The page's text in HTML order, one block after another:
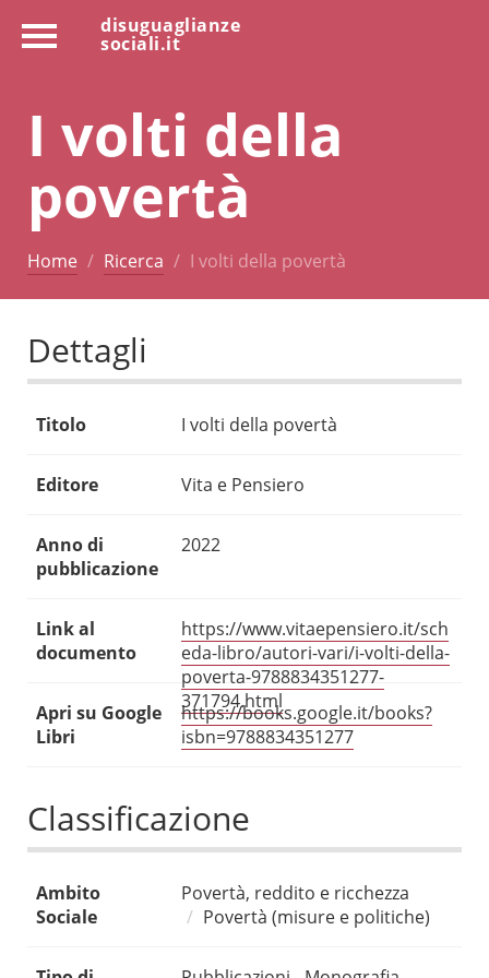
disuguaglianze
sociali.it
I volti della
povertà
Home Ricerca I volti della povertà
Dettagli
Titolo I volti della povertà
Editore Vita e Pensiero
Anno di
pubblicazione
2022
Link al
documento
https://www.vitaepensiero.it/sch
eda-libro/autori-vari/i-volti-della-
poverta-9788834351277-
371794.html
Apri su Google
Libri
https://books.google.it/books?
isbn=9788834351277
Classificazione
Ambito
Sociale
Povertà, reddito e ricchezza
Povertà (misure e politiche)